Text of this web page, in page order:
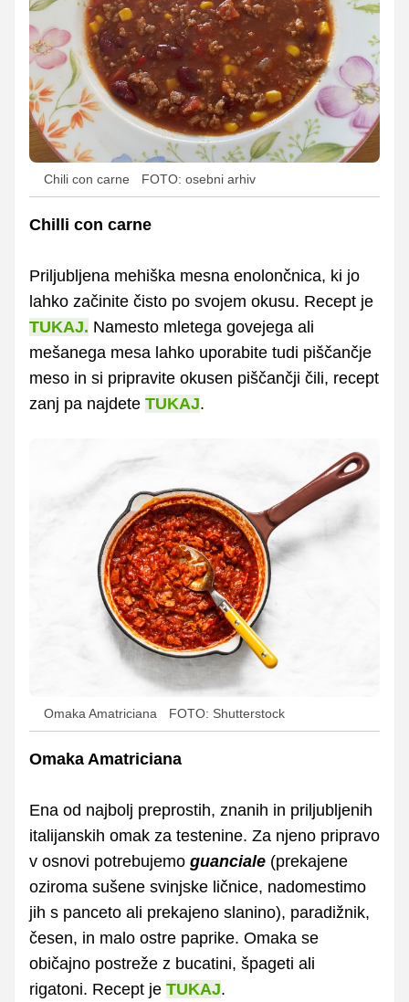
Chili con carne FOTO: osebni arhiv
Chilli con carne
Priljubljena mehiška mesna enolončnica, ki jo
lahko začinite čisto po svojem okusu. Recept je
TUKAJ. Namesto mletega govejega ali
mešanega mesa lahko uporabite tudi piščančje
meso in si pripravite okusen piščančji čili, recept
zanj pa najdete TUKAJ.
Omaka Amatriciana FOTO: Shutterstock
Omaka Amatriciana
Ena od najbolj preprostih, znanih in priljubljenih
italijanskih omak za testenine. Za njeno pripravo
v osnovi potrebujemo guanciale (prekajene
oziroma sušene svinjske ličnice, nadomestimo
jih s panceto ali prekajeno slanino), paradižnik,
česen, in malo ostre paprike. Omaka se
običajno postreže z bucatini, špageti ali
rigatoni. Recept je TUKAJ.